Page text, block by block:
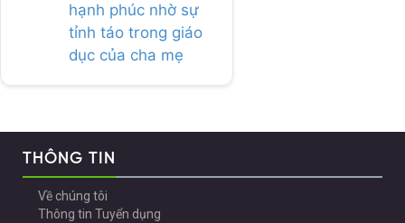
hạnh phúc nhờ sự
tỉnh táo trong giáo
dục của cha mẹ
THÔNG TIN
Về chúng tôi
Thông tin Tuyển dụng